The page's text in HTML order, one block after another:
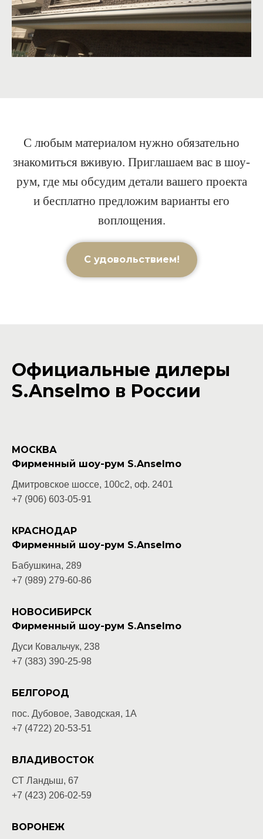
С любым материалом нужно обязательно
знакомиться вживую. Приглашаем вас в шоу-
рум, где мы обсудим детали вашего проекта
и бесплатно предложим варианты его
воплощения.
С удовольствием!
Официальные дилеры
S.Anselmo в России
МОСКВА
Фирменный шоу-рум S.Anselmo
Дмитровское шоссе, 100с2, оф. 2401
+7 (906) 603-05-91
КРАСНОДАР
Фирменный шоу-рум S.Anselmo
Бабушкина, 289
+7 (989) 279-60-86
НОВОСИБИРСК
Фирменный шоу-рум S.Anselmo
Дуси Ковальчук, 238
+7 (383) 390-25-98
БЕЛГОРОД
пос. Дубовое, Заводская, 1А
+7 (4722) 20-53-51
ВЛАДИВОСТОК
СТ Ландыш, 67
+7 (423) 206-02-59
ВОРОНЕЖ